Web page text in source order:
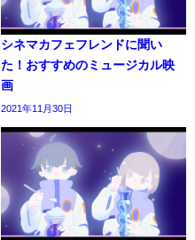
シネマカフェフレンドに聞い
た！おすすめのミュージカル映
画
2021年11月30日